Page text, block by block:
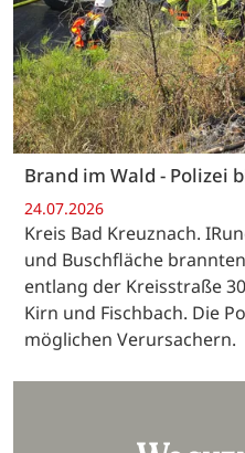
Brand im Wald - Polizei
24.07.2026
Kreis Bad Kreuznach.
und Buschfläche
entlang der Kreisstraße
Kirn und Fischbach. Die
möglichen Verursachern.